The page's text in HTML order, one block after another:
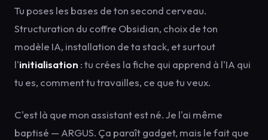
Tu poses les bases de ton second cerveau.
Structuration du coffre Obsidian, choix de ton
modèle IA, installation de ta stack, et surtout
l'initialisation : tu crées la fiche qui apprend à l'IA qui
tu es, comment tu travailles, ce que tu veux.
C'est là que mon assistant est né. Je l'ai même
baptisé — ARGUS. Ça paraît gadget, mais le fait que